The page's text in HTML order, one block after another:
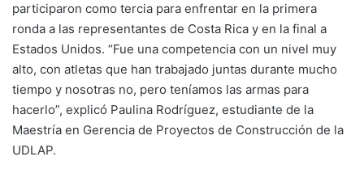
participaron como tercia para enfrentar en la primera
ronda a las representantes de Costa Rica y en la final a
Estados Unidos. “Fue una competencia con un nivel muy
alto, con atletas que han trabajado juntas durante mucho
tiempo y nosotras no, pero teníamos las armas para
hacerlo”, explicó Paulina Rodríguez, estudiante de la
Maestría en Gerencia de Proyectos de Construcción de la
UDLAP.